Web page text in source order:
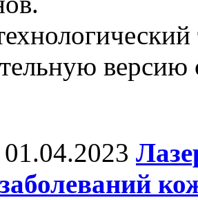
версию
01.04.2023